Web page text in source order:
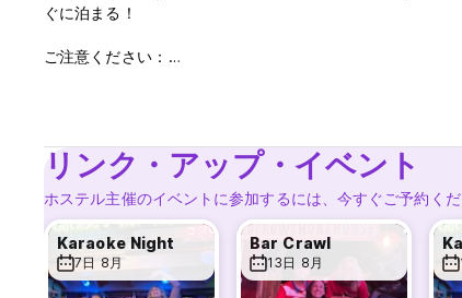
ぐに泊まる！
ご注意ください：
2PMからチェックイン
午前11時前にチェックアウト
税金は含まれていない - シカゴホテル税17.4％の
最低宿泊日数1泊分
リンク・アップ・イベント
ホステル主催のイベントに参加するには、今すぐご予約くだ
Karaoke Night
7日 8月
Bar Crawl
13日 8月